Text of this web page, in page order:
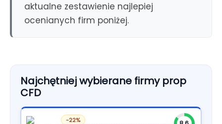
aktualne zestawienie najlepiej
ocenianych firm poniżej.
Najchętniej wybierane firmy prop
CFD
-22%